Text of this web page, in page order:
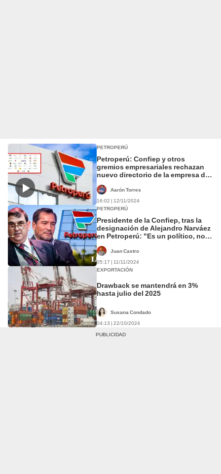
PETROPERÚ
Petroperú: Confiep y otros
gremios empresariales rechazan
nuevo directorio de la empresa de
Aarón Torres
16:02 | 12/11/2024
PETROPERÚ
Presidente de la Confiep, tras la
designación de Alejandro Narváez
en Petroperú: "Es un político, no
Juan Castro
05:17 | 11/11/2024
EXPORTACIÓN
Drawback se mantendrá en 3%
hasta julio del 2025
Susana Condado
04:13 | 22/10/2024